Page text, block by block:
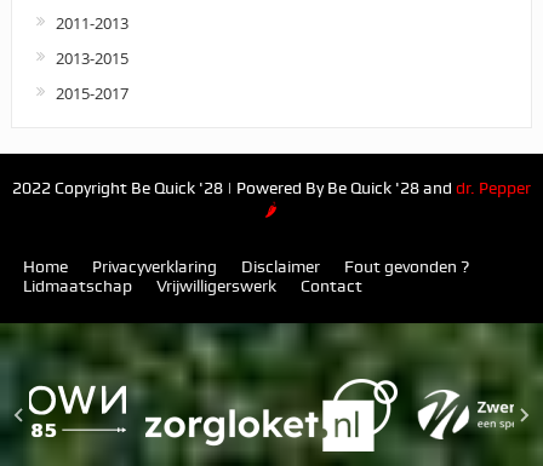
2011-2013
2013-2015
2015-2017
2022 Copyright Be Quick '28 | Powered By Be Quick '28 and dr. Pepper
🌶
Home Privacyverklaring Disclaimer
Fout gevonden ?
Lidmaatschap
Vrijwilligerswerk Contact